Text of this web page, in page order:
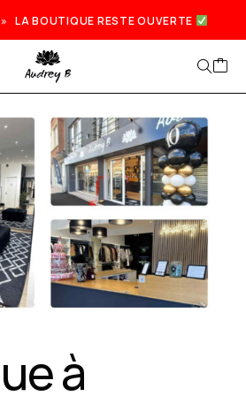
LA BOUTIQUE RESTE OUVERTE
live lundi